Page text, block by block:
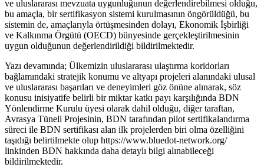
ve uluslararası mevzuata uygunluğunun değerlendirebilmesi olduğu,
bu amaçla, bir sertifikasyon sistemi kurulmasının öngörüldüğü, bu
sistemin de, amaçlarıyla örtüşmesinden dolayı, Ekonomik İşbirliği
ve Kalkınma Örgütü (OECD) bünyesinde gerçekleştirilmesinin
uygun olduğunun değerlendirildiği bildirilmektedir.
Yazı devamında; Ülkemizin uluslararası ulaştırma koridorları
bağlamındaki stratejik konumu ve altyapı projeleri alanındaki ulusal
ve uluslararası başarıları ve deneyimleri göz önüne alınarak, söz
konusu inisiyatife belirli bir miktar katkı payı karşılığında BDN
Yönlendirme Kurulu üyesi olarak dahil olduğu, diğer taraftan,
Avrasya Tüneli Projesinin, BDN tarafından pilot sertifikalandırma
süreci ile BDN sertifikası alan ilk projelerden biri olma özelliğini
taşıdığı belirtilmekte olup https://www.bluedot-network.org/
linkinden BDN hakkında daha detaylı bilgi alınabileceği
bildirilmektedir.